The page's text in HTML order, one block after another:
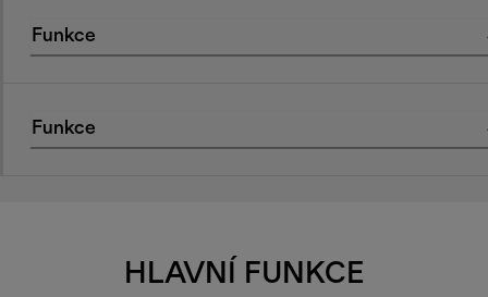
Funkce
Funkce
HLAVNÍ FUNKCE